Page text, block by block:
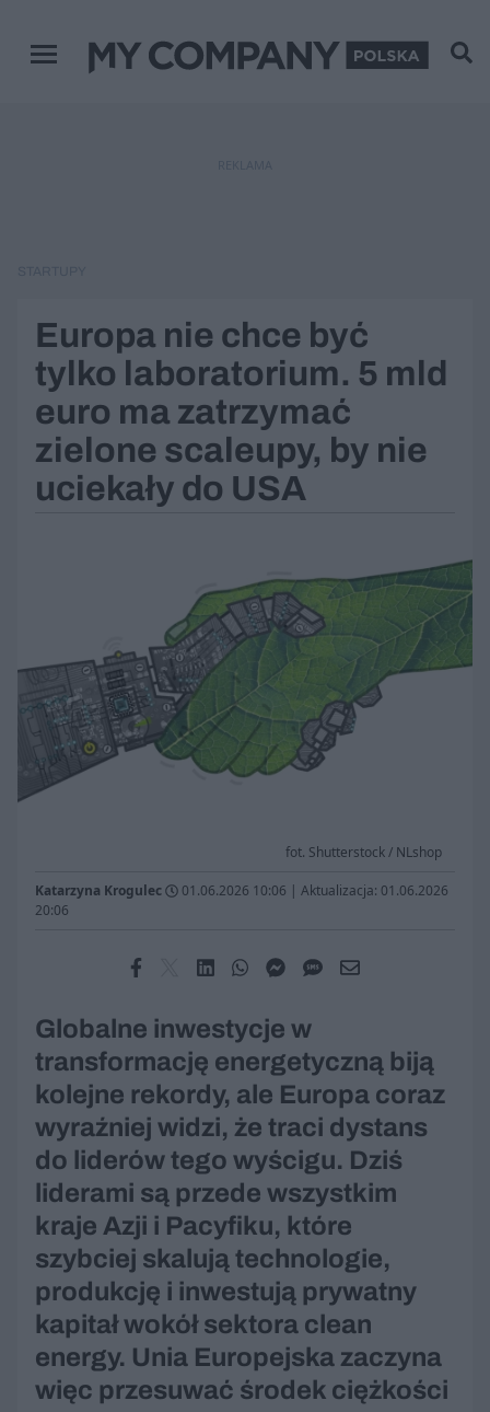
Menu główne
Europa nie chce być
tylko laboratorium. 5 mld
euro ma zatrzymać
zielone scaleupy, by nie
uciekały do USA
fot. Shutterstock / NLshop
Katarzyna Krogulec 01.06.2026 10:06 | Aktualizacja: 01.06.2026
20:06
Globalne inwestycje w
transformację energetyczną biją
kolejne rekordy, ale Europa coraz
wyraźniej widzi, że traci dystans
do liderów tego wyścigu. Dziś
liderami są przede wszystkim
kraje Azji i Pacyfiku, które
szybciej skalują technologie,
produkcję i inwestują prywatny
kapitał wokół sektora clean
energy. Unia Europejska zaczyna
więc przesuwać środek ciężkości